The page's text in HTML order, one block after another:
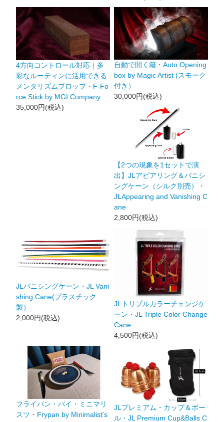
4方向コントロール対応｜多
彩なルーティンに活用できる
メンタリズムプロップ・F-Fo
rce Stick by MGI Company
35,000円(税込)
自動で開く箱・Auto Opening
box by Magic Artist (スモーク
付き）
30,000円(税込)
【2つの現象を1セットで演
出】JLアピアリング＆バニシ
ングケーン（シルク別売）・
JLAppearing and Vanishing C
ane
2,800円(税込)
JLバニシングケーン・JL Vani
shing Cane(プラスチック
製）
2,000円(税込)
JLトリプルカラーチェンジケ
ーン・JL Triple Color Change
Cane
4,500円(税込)
フライパン・バイ・ミニマリ
スツ・Frypan by Minimalist's
JLプレミアム・カップ＆ボー
ル・JL Premium Cup&Balls C